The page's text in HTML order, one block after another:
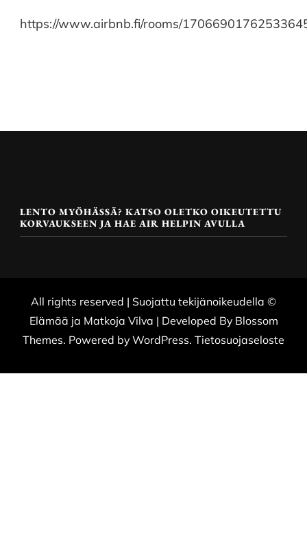
https://www.airbnb.fi/rooms/
LENTO MYÖHÄSSÄ? KATSO OLETKO OIKEUTETTU
KORVAUKSEEN JA HAE AIR HELPIN AVULLA
All rights reserved | Suojattu tekijänoikeudella ©
Elämää ja Matkoja Vilva | Developed By Blossom
Themes. Powered byWordPress. Tietosuojaseloste